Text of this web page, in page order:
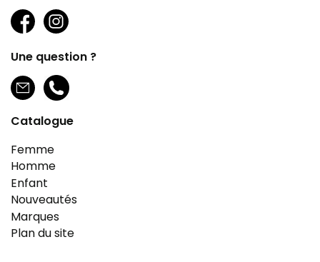
Une question ?
Catalogue
Femme
Homme
Enfant
Nouveautés
Marques
Plan du site